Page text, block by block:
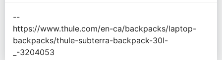
--
https://www.thule.com/en-ca/backpacks/laptop-
backpacks/thule-subterra-backpack-30l-
_-3204053